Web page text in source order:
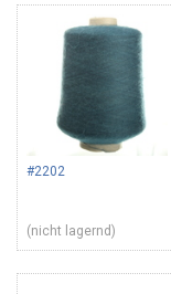
#2202
(nicht lagernd)